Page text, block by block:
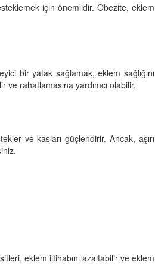
için önemlidir. Obezite, eklem
bir yatak sağlamak, eklem sağlığını
ve rahatlamasına yardımcı olabilir.
ve kasları güçlendirir. Ancak, aşırı
eklem iltihabını azaltabilir ve eklem